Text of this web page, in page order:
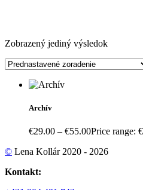
Zobrazený jediný výsledok
Archív
€29.00 – €55.00Price range:
© Lena Kollár 2020 - 2026
Kontakt: